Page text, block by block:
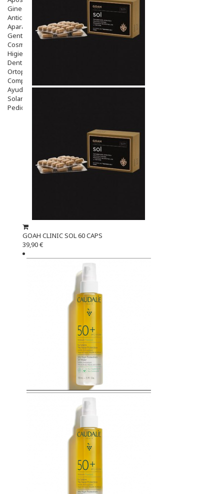
Ginecología
Anticonceptivos
Aparato Genital
Gente Mayor
Cosmética
Higiene
Dentales
Ortopedia
Complementos Nutricionales.
Ayudas
Solares
Pedido express
GOAH CLINIC SOL 60 CAPS
39,90 €